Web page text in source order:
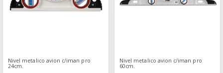
Nivel metalico avion c/iman pro
24cm.
Nivel metalico avion c/iman pro
60cm.